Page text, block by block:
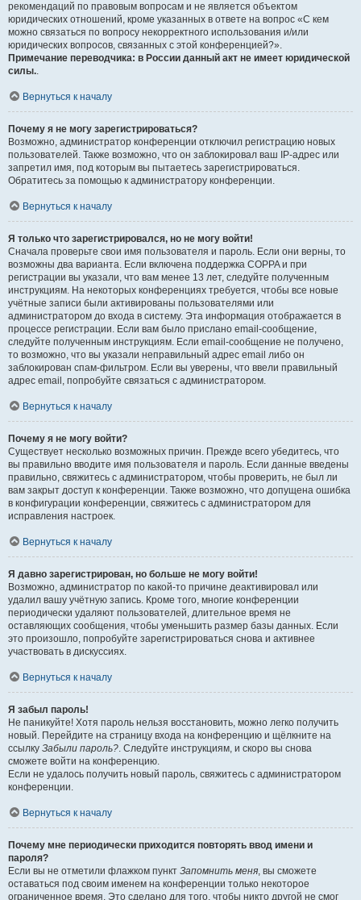
рекомендаций по правовым вопросам и не является объектом
юридических отношений, кроме указанных в ответе на вопрос «С кем
можно связаться по вопросу некорректного использования и/или
юридических вопросов, связанных с этой конференцией?».
Примечание переводчика: в России данный акт не имеет юридической
силы..
Вернуться к началу
Почему я не могу зарегистрироваться?
Возможно, администратор конференции отключил регистрацию новых
пользователей. Также возможно, что он заблокировал ваш IP-адрес или
запретил имя, под которым вы пытаетесь зарегистрироваться.
Обратитесь за помощью к администратору конференции.
Вернуться к началу
Я только что зарегистрировался, но не могу войти!
Сначала проверьте свои имя пользователя и пароль. Если они верны, то
возможны два варианта. Если включена поддержка COPPA и при
регистрации вы указали, что вам менее 13 лет, следуйте полученным
инструкциям. На некоторых конференциях требуется, чтобы все новые
учётные записи были активированы пользователями или
администратором до входа в систему. Эта информация отображается в
процессе регистрации. Если вам было прислано email-сообщение,
следуйте полученным инструкциям. Если email-сообщение не получено,
то возможно, что вы указали неправильный адрес email либо он
заблокирован спам-фильтром. Если вы уверены, что ввели правильный
адрес email, попробуйте связаться с администратором.
Вернуться к началу
Почему я не могу войти?
Существует несколько возможных причин. Прежде всего убедитесь, что
вы правильно вводите имя пользователя и пароль. Если данные введены
правильно, свяжитесь с администратором, чтобы проверить, не был ли
вам закрыт доступ к конференции. Также возможно, что допущена ошибка
в конфигурации конференции, свяжитесь с администратором для
исправления настроек.
Вернуться к началу
Я давно зарегистрирован, но больше не могу войти!
Возможно, администратор по какой-то причине деактивировал или
удалил вашу учётную запись. Кроме того, многие конференции
периодически удаляют пользователей, длительное время не
оставляющих сообщения, чтобы уменьшить размер базы данных. Если
это произошло, попробуйте зарегистрироваться снова и активнее
участвовать в дискуссиях.
Вернуться к началу
Я забыл пароль!
Не паникуйте! Хотя пароль нельзя восстановить, можно легко получить
новый. Перейдите на страницу входа на конференцию и щёлкните на
ссылку Забыли пароль?. Следуйте инструкциям, и скоро вы снова
сможете войти на конференцию.
Если не удалось получить новый пароль, свяжитесь с администратором
конференции.
Вернуться к началу
Почему мне периодически приходится повторять ввод имени и
пароля?
Если вы не отметили флажком пункт Запомнить меня, вы сможете
оставаться под своим именем на конференции только некоторое
ограниченное время. Это сделано для того, чтобы никто другой не смог